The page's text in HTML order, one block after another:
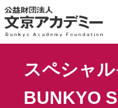
スペシャ
BUNKYO